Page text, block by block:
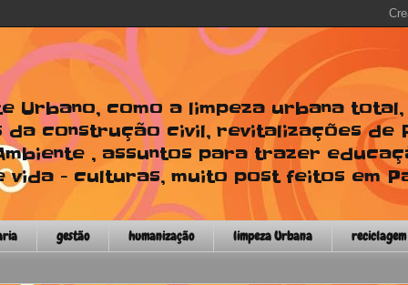
como a limpeza urbana total,
da construção civil, revitalizações de
, assuntos para trazer
vida - culturas, muito post feitos em
gestão humanização limpeza Urbana
reciclagem